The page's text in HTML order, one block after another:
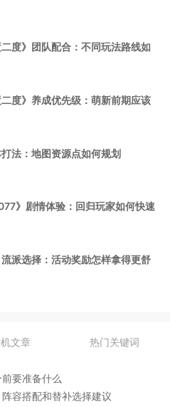
二度》团队配合：不同玩法路线如
二度》养成优先级：萌新前期应该
打法：地图资源点如何规划
》剧情体验：回归玩家如何快速
流派选择：活动奖励怎样拿得更舒
文章 热门关键词
前要准备什么
容搭配和替补选择建议